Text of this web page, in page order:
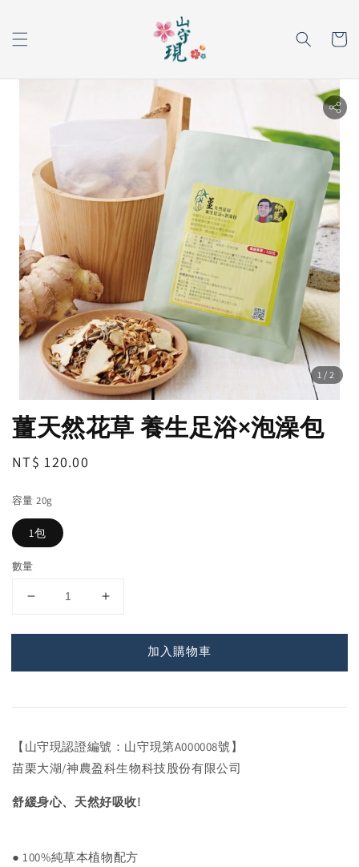
1 /2
薑天然花草 養生足浴×泡澡包
Regular
NT$ 120.00
容量 20g
1包
數量
加入購物車
【山守現認證編號：山守現第A000008號】
苗栗大湖/神農盈科生物科技股份有限公司
舒緩身心、天然好吸收!
● 100%純草本植物配方